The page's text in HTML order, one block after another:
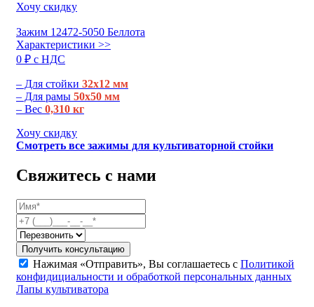
Хочу скидку
Зажим 12472-5050 Беллота
Характеристики >>
0 ₽ c НДС
– Для стойки 32х12 мм
– Для рамы 50х50 мм
– Вес 0,310 кг
Хочу скидку
Смотреть все зажимы для культиваторной стойки
Свяжитесь с нами
Получить консультацию
Нажимая «Отправить», Вы соглашаетесь с Политикой
конфидициальности и обработкой персональных данных
Лапы культиватора